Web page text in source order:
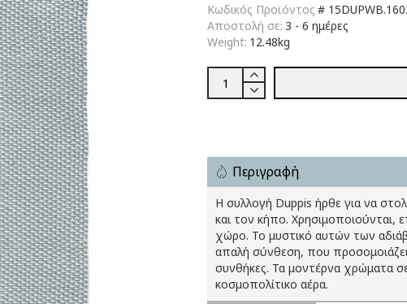
Κωδικός Προϊόντος #
Αποστολή σε: 3 - 6 ημέρες
Weight: 12.48kg
Περιγραφή
Η συλλογή Duppis ήρθε για να
και τον κήπο. Χρησιμοποιούνται,
χώρο. Το μυστικό αυτών των
απαλή σύνθεση, που προσομοιάζει
συνθήκες. Τα μοντέρνα χρώματα
κοσμοπολίτικο αέρα.